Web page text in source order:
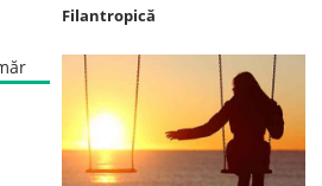
Filantropică